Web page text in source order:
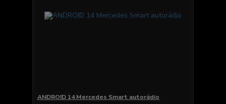
ANDROID 14 Mercedes Smart autorádio